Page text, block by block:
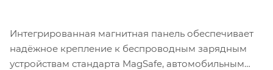
Интегрированная магнитная панель обеспечивает
надёжное крепление к беспроводным зарядным
устройствам стандарта MagSafe, автомобильным